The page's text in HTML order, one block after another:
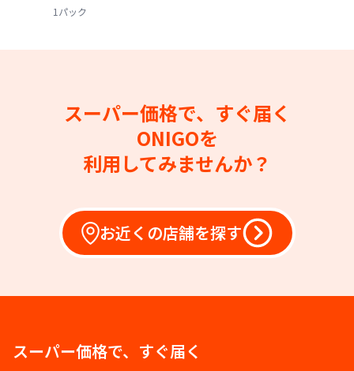
1パック
スーパー価格で、すぐ届く
ONIGOを
利用してみませんか？
お近くの店舗を探す
スーパー価格で、すぐ届く